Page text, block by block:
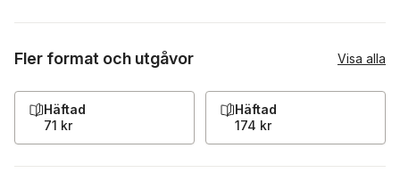
Fler format och utgåvor Visa alla
Häftad
71 kr
Häftad
174 kr